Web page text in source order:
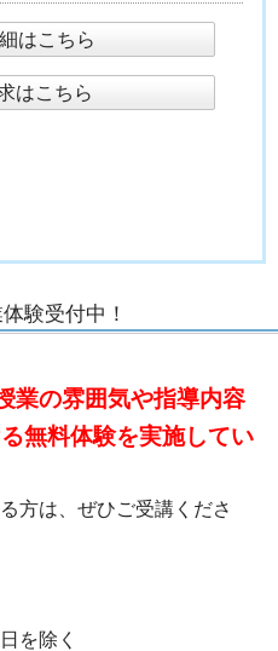
はこちら
はこちら
験受付中！
業の雰囲気や指導内容
無料体験を実施してい
方は、ぜひご受講くださ
を除く